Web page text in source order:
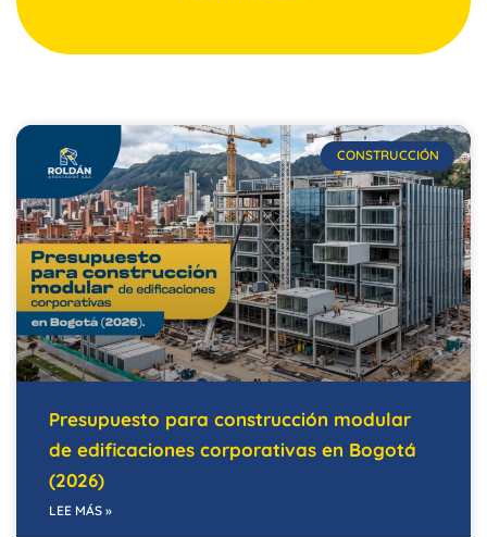
CONSTRUCCIÓN
Presupuesto para construcción modular
de edificaciones corporativas en Bogotá
(2026)
LEE MÁS »